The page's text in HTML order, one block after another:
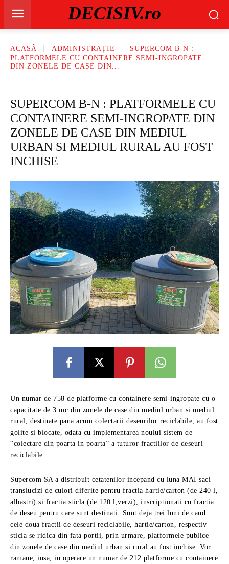
DECISIV.ro
ACASĂ ADMINISTRAȚIE
SUPERCOM B-N :
PLATFORMELE CU CONTAINERE SEMI-INGROPATE
DIN ZONELE DE CASE DIN...
SUPERCOM B-N : PLATFORMELE CU
CONTAINERE SEMI-INGROPATE DIN
ZONELE DE CASE DIN MEDIUL
URBAN SI MEDIUL RURAL AU FOST
INCHISE
Un numar de 758 de platforme cu containere semi-ingropate cu o
capacitate de 3 mc din zonele de case din mediul urban si mediul
rural, destinate pana acum colectarii deseurilor reciclabile, au fost
golite si blocate, odata cu implementarea noului sistem de
“colectare din poarta in poarta” a tuturor fractiilor de deseuri
reciclabile.
Supercom SA a distribuit cetatenilor incepand cu luna MAI saci
translucizi de culori diferite pentru fractia hartie/carton (de 240 l,
albastri) si fractia sticla (de 120 l,verzi), inscriptionati cu fractia
de deseu pentru care sunt destinati. Sunt deja trei luni de cand
cele doua fractii de deseuri reciclabile, hartie/carton, respectiv
sticla se ridica din fata portii, prin urmare, platformele publice
din zonele de case din mediul urban si rural au fost inchise. Vor
ramane, insa, in operare un numar de 212 platforme cu containere